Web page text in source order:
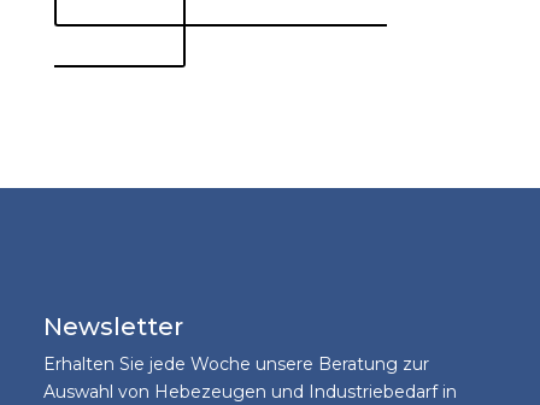
Newsletter
Erhalten Sie jede Woche unsere Beratung zur
Auswahl von Hebezeugen und Industriebedarf in